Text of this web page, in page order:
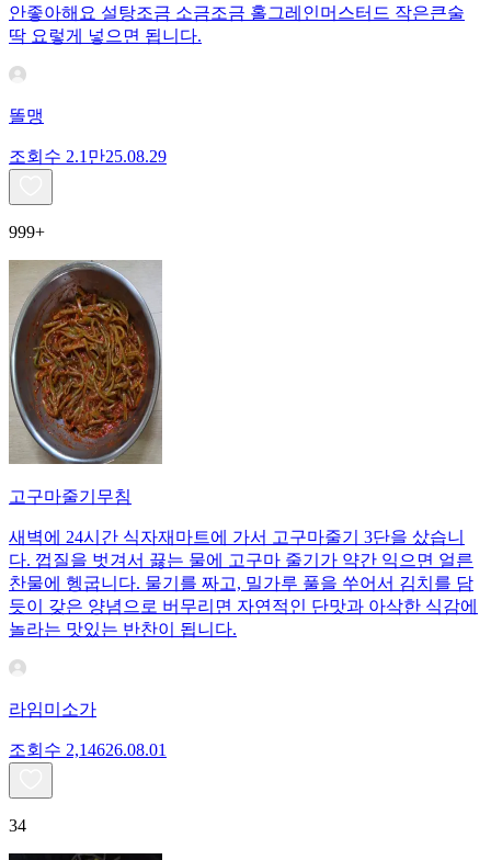
안좋아해요 설탕조금 소금조금 홀그레인머스터드 작은큰술
딱 요렇게 넣으면 됩니다.
똘맹
조회수 2.1만25.08.29
999+
고구마줄기무침
새벽에 24시간 식자재마트에 가서 고구마줄기 3단을 샀습니
다. 껍질을 벗겨서 끓는 물에 고구마 줄기가 약간 익으면 얼른
찬물에 헹굽니다. 물기를 짜고, 밀가루 풀을 쑤어서 김치를 담
듯이 갖은 양념으로 버무리면 자연적인 단맛과 아삭한 식감에
놀라는 맛있는 반찬이 됩니다.
라임미소가
조회수 2,14626.08.01
34